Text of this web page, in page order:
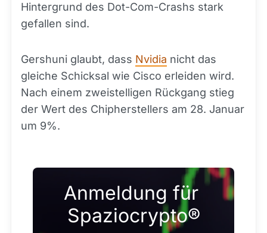
Hintergrund des Dot-Com-Crashs stark
gefallen sind.
Gershuni glaubt, dass Nvidia nicht das
gleiche Schicksal wie Cisco erleiden wird.
Nach einem zweistelligen Rückgang stieg
der Wert des Chipherstellers am 28. Januar
um 9%.
Anmeldung für
Spaziocrypto®